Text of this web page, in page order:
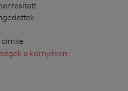
a környéken